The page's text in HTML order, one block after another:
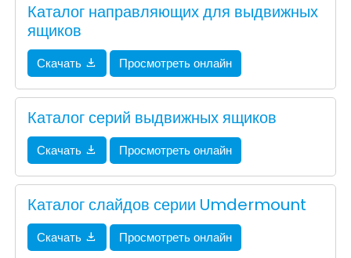
Каталог направляющих для выдвижных
ящиков
Скачать Просмотреть онлайн
Каталог серий выдвижных ящиков
Скачать Просмотреть онлайн
Каталог слайдов серии Umdermount
Скачать Просмотреть онлайн